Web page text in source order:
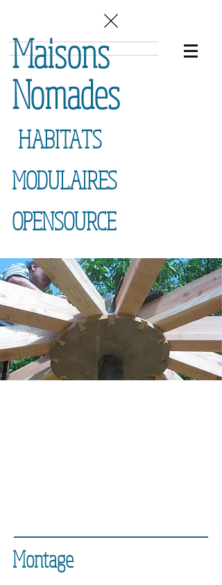
Maisons
Nomades
HABITATS
MODULAIRES
OPENSOURCE
Montage